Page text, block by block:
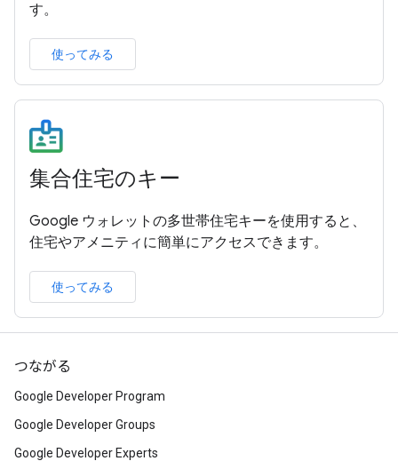
す。
使ってみる
集合住宅のキー
Google ウォレットの多世帯住宅キーを使用すると、
住宅やアメニティに簡単にアクセスできます。
使ってみる
つながる
Google Developer Program
Google Developer Groups
Google Developer Experts